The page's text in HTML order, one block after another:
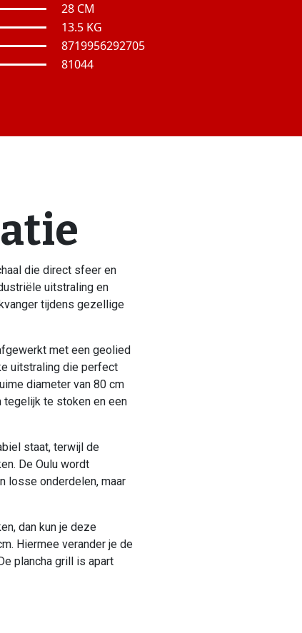
28 CM
13.5 KG
8719956292705
81044
die direct sfeer en
uitstraling en
tijdens gezellige
met een geolied
uitstraling die perfect
diameter van 80 cm
tegelijk te stoken en een
staat, terwijl de
De Oulu wordt
losse onderdelen, maar
dan kun je deze
Hiermee verander je de
plancha grill is apart